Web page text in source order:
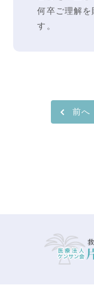
何卒ご理解を
す。
前へ